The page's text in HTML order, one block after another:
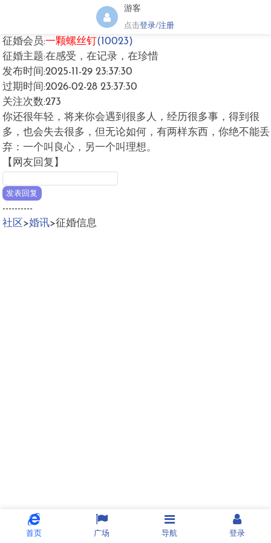
游客
点击登录/注册
征婚会员:一颗螺丝钉(10023)
征婚主题:在感受，在记录，在珍惜
发布时间:2025-11-29 23:37:30
过期时间:2026-02-28 23:37:30
关注次数:273
你还很年轻，将来你会遇到很多人，经历很多事，得到很
多，也会失去很多，但无论如何，有两样东西，你绝不能丢
弃：一个叫良心，另一个叫理想。
【网友回复】
----------
社区 >婚讯>征婚信息
首页 广场 导航 登录